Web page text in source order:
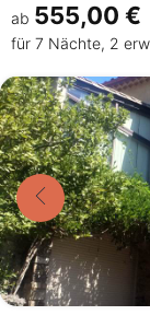
ab 555,00 €
für 7 Nächte, 2